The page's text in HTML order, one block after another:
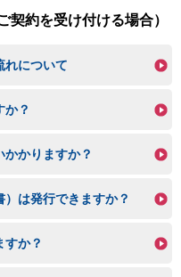
契約を受け付ける場合）
れについて
？
かりますか？
は発行できますか？
か？